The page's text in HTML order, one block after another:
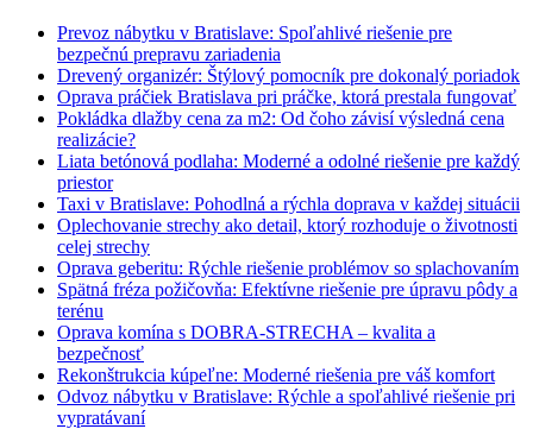
Prevoz nábytku v Bratislave: Spoľahlivé riešenie pre
bezpečnú prepravu zariadenia
Drevený organizér: Štýlový pomocník pre dokonalý poriadok
Oprava práčiek Bratislava pri práčke, ktorá prestala fungovať
Pokládka dlažby cena za m2: Od čoho závisí výsledná cena
realizácie?
Liata betónová podlaha: Moderné a odolné riešenie pre každý
priestor
Taxi v Bratislave: Pohodlná a rýchla doprava v každej situácii
Oplechovanie strechy ako detail, ktorý rozhoduje o životnosti
celej strechy
Oprava geberitu: Rýchle riešenie problémov so splachovaním
Spätná fréza požičovňa: Efektívne riešenie pre úpravu pôdy a
terénu
Oprava komína s DOBRA-STRECHA – kvalita a
bezpečnosť
Rekonštrukcia kúpeľne: Moderné riešenia pre váš komfort
Odvoz nábytku v Bratislave: Rýchle a spoľahlivé riešenie pri
vypratávaní